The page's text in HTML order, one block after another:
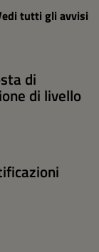
tutti gli avvisi
di
di livello